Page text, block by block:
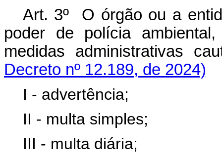
Art. 3º O órgão ou a
poder de polícia
medidas
Decreto nº 12.189, de 2024)
I - advertência;
II - multa simples;
III - multa diária;